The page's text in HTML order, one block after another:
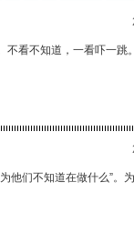
不看不知道，一看吓一跳
他们不知道在做什么”。